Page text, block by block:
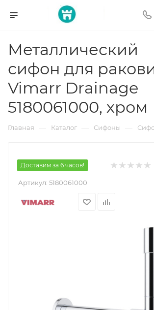
Металлический
сифон для
Vimarr Drainage
5180061000, хром
Главная — Каталог — Сифоны —
Доставим за 6 часов!
Артикул: 5180061000